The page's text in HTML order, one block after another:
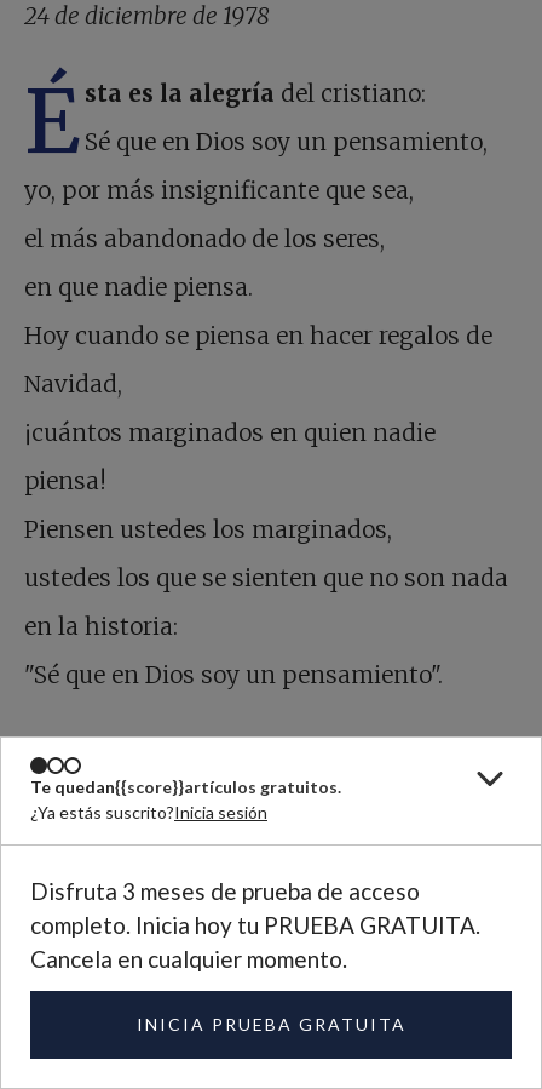
Te quedan{{score}}artículos gratuitos.
¿Ya estás suscrito?Inicia sesión
Disfruta 3 meses de prueba de acceso
completo. Inicia hoy tu PRUEBA GRATUITA.
Cancela en cualquier momento.
INICIA PRUEBA GRATUITA
24 de diciembre de 1978
É sta es la alegría del cristiano:
Sé que en Dios soy un pensamiento,
yo, por más insignificante que sea,
el más abandonado de los seres,
en que nadie piensa.
Hoy cuando se piensa en hacer regalos de
Navidad,
¡cuántos marginados en quien nadie
piensa!
Piensen ustedes los marginados,
ustedes los que se sienten que no son nada
en la historia:
"Sé que en Dios soy un pensamiento".
Ojalá mi voz llegara a los encarcelados
como un rayito de luz, de esperanza de
Navidad,
para decirles también a ustedes los
enfermos,
a ustedes los ancianitos del Asilo Sara,